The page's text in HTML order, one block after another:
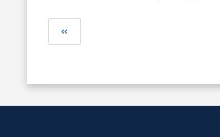
Pagination
Previous
page
‹‹